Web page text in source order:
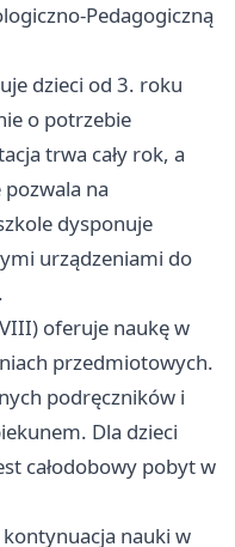
Pedagogiczną
dzieci od 3. roku
o potrzebie
trwa cały rok, a
na
dysponuje
urządzeniami do
oferuje naukę w
przedmiotowych.
podręczników i
Dla dzieci
całodobowy pobyt w
nauki w